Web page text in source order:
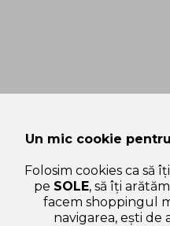
Un mic cookie
Folosim cookies ca să
pe SOLE, să îți
facem shoppingul
navigarea, ești de